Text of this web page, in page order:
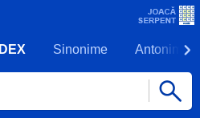
DEX Sinonime Antonime